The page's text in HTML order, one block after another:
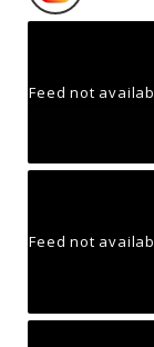
Feed not
Feed not